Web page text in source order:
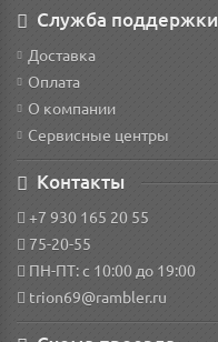
Служба поддержки
Доставка
Оплата
О компании
Сервисные центры
Контакты
+7 930 165 20 55
75-20-55
ПН-ПТ: с 10:00 до 19:00
trion69@rambler.ru